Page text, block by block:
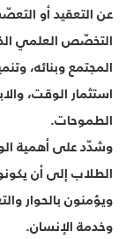
عن التعقيد أو
التخصّص العلمي
المجتمع وبنائه،
استثمار الوقت،
الطموحات.
وشدّد على أهمية
الطلاب إلى أن
ويؤمنون بالحوار
وخدمة الإنسان.